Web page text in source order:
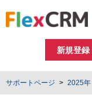
新規登録
サポートページ 2025年